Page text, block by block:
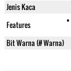
Jenis Kaca
Features
Bit Warna (# Warna)